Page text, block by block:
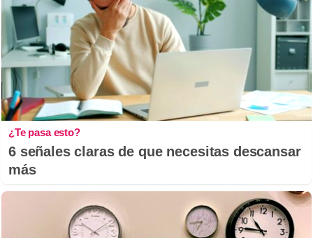
¿Te pasa esto?
6 señales claras de que necesitas descansar
más